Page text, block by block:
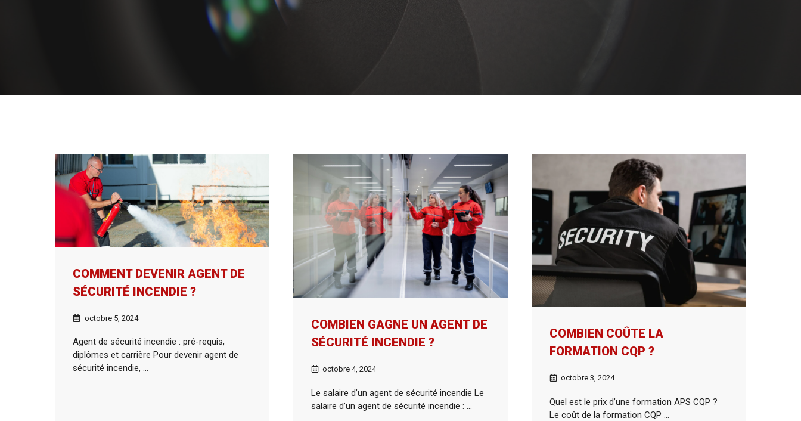
COMMENT DEVENIR AGENT DE
SÉCURITÉ INCENDIE ?
octobre 5, 2024
Agent de sécurité incendie : pré-requis,
diplômes et carrière Pour devenir agent de
sécurité incendie, ...
COMBIEN GAGNE UN AGENT DE
SÉCURITÉ INCENDIE ?
octobre 4, 2024
Le salaire d’un agent de sécurité incendie Le
salaire d’un agent de sécurité incendie : ...
COMBIEN COÛTE LA
FORMATION CQP ?
octobre 3, 2024
Quel est le prix d’une formation APS CQP ?
Le coût de la formation CQP ...